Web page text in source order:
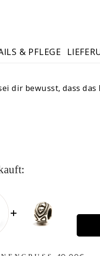
& PFLEGE
dir bewusst, dass